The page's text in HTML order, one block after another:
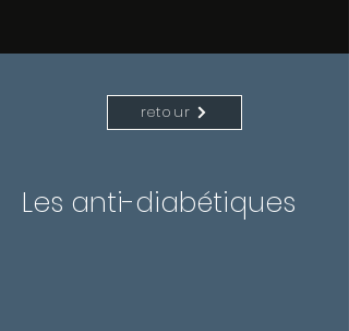
retour
Les anti-diabétiques